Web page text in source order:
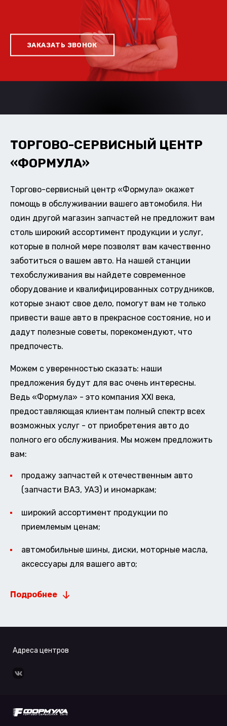
ЗАКАЗАТЬ ЗВОНОК
ТОРГОВО-СЕРВИСНЫЙ ЦЕНТР
«ФОРМУЛА»
Торгово-сервисный центр «Формула» окажет
помощь в обслуживании вашего автомобиля. Ни
один другой магазин запчастей не предложит вам
столь широкий ассортимент продукции и услуг,
которые в полной мере позволят вам качественно
заботиться о вашем авто. На нашей станции
техобслуживания вы найдете современное
оборудование и квалифицированных сотрудников,
которые знают свое дело, помогут вам не только
привести ваше авто в прекрасное состояние, но и
дадут полезные советы, порекомендуют, что
предпочесть.
Можем с уверенностью сказать: наши
предложения будут для вас очень интересны.
Ведь «Формула» - это компания XXI века,
предоставляющая клиентам полный спектр всех
возможных услуг - от приобретения авто до
полного его обслуживания. Мы можем предложить
вам:
продажу запчастей к отечественным авто
(запчасти ВАЗ, УАЗ) и иномаркам;
широкий ассортимент продукции по
приемлемым ценам;
автомобильные шины, диски, моторные масла,
аксессуары для вашего авто;
Подробнее
Адреса центров